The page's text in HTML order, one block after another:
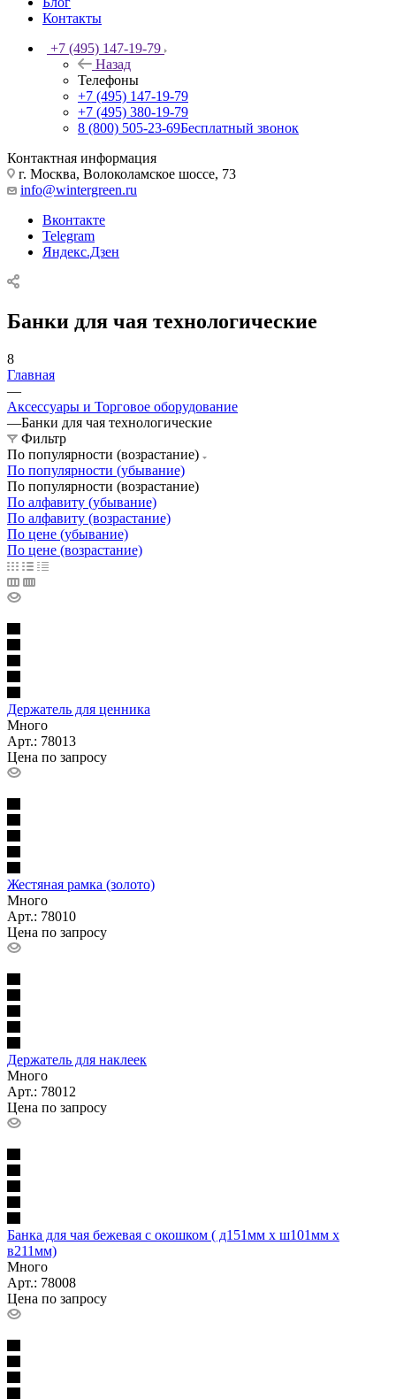
Контакты
+7 (495) 147-19-79
Назад
Телефоны
+7 (495) 147-19-79
+7 (495) 380-19-79
8 (800) 505-23-69Бесплатный звонок
Контактная информация
г. Москва, Волоколамское шоссе, 73
info@wintergreen.ru
Вконтакте
Telegram
Яндекс.Дзен
Банки для чая технологические
8
Главная
—
Аксессуары и Торговое оборудование
—Банки для чая технологические
Фильтр
По популярности (возрастание)
По популярности (убывание)
По популярности (возрастание)
По алфавиту (убывание)
По алфавиту (возрастание)
По цене (убывание)
По цене (возрастание)
Держатель для ценника
Много
Арт.: 78013
Цена по запросу
Жестяная рамка (золото)
Много
Арт.: 78010
Цена по запросу
Держатель для наклеек
Много
Арт.: 78012
Цена по запросу
Банка для чая бежевая с окошком ( д151мм х ш101мм х
в211мм)
Много
Арт.: 78008
Цена по запросу